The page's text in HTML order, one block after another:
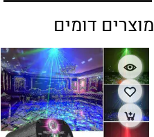
מוצרים דומים